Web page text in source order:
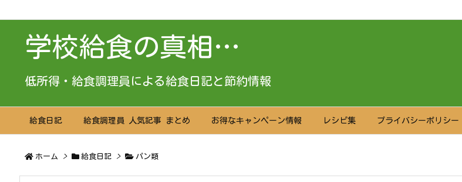
学校給食の真相…
低所得・給食調理員による給食日記と節約情報
給食日記 給食調理員 人気記事 まとめ お得なキャンペーン情報 レシピ集 プライバシーポリシー
ホーム > 給食日記 > パン類